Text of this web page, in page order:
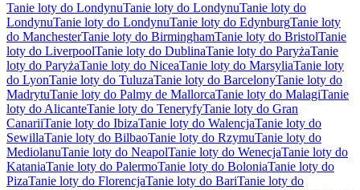
Tanie loty do LondynuTanie loty do LondynuTanie loty do
LondynuTanie loty do LondynuTanie loty do EdynburgTanie loty
do ManchesterTanie loty do BirminghamTanie loty do BristolTanie
loty do LiverpoolTanie loty do DublinaTanie loty do ParyżaTanie
loty do ParyżaTanie loty do NiceaTanie loty do MarsyliaTanie loty
do LyonTanie loty do TuluzaTanie loty do BarcelonyTanie loty do
MadrytuTanie loty do Palmy de MallorcaTanie loty do MalagiTanie
loty do AlicanteTanie loty do TeneryfyTanie loty do Gran
CanariiTanie loty do IbizaTanie loty do WalencjaTanie loty do
SewillaTanie loty do BilbaoTanie loty do RzymuTanie loty do
MediolanuTanie loty do NeapolTanie loty do WenecjaTanie loty do
KataniaTanie loty do PalermoTanie loty do BoloniaTanie loty do
PizaTanie loty do FlorencjaTanie loty do BariTanie loty do